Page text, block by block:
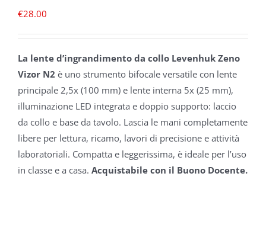
€28.00
La lente d’ingrandimento da collo Levenhuk Zeno
Vizor N2 è uno strumento bifocale versatile con lente
principale 2,5x (100 mm) e lente interna 5x (25 mm),
illuminazione LED integrata e doppio supporto: laccio
da collo e base da tavolo. Lascia le mani completamente
libere per lettura, ricamo, lavori di precisione e attività
laboratoriali. Compatta e leggerissima, è ideale per l’uso
in classe e a casa. Acquistabile con il Buono Docente.